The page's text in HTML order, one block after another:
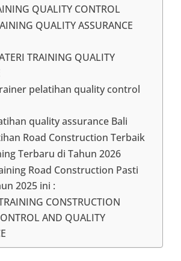
QUALITY CONTROL
QUALITY ASSURANCE
TRAINING QUALITY
pelatihan quality control
quality assurance Bali
Road Construction Terbaik
Terbaru di Tahun 2026
Road Construction Pasti
2025 ini :
CONSTRUCTION
AND QUALITY